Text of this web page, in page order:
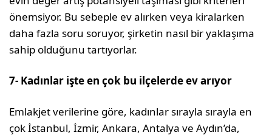
önemsiyor. Bu sebeple ev alırken veya kiralarken
daha fazla soru soruyor, şirketin nasıl bir yaklaşıma
sahip olduğunu tartıyorlar.
7- Kadınlar işte en çok bu ilçelerde ev arıyor
Emlakjet verilerine göre, kadınlar sırayla sırayla en
çok İstanbul, İzmir, Ankara, Antalya ve Aydın’da,